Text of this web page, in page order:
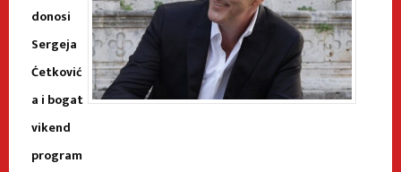
donosi
Sergeja
Ćetković
a i bogat
vikend
program